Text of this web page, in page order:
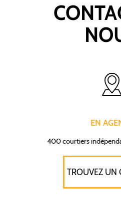
EN
400 courtiers
TROUVEZ UN